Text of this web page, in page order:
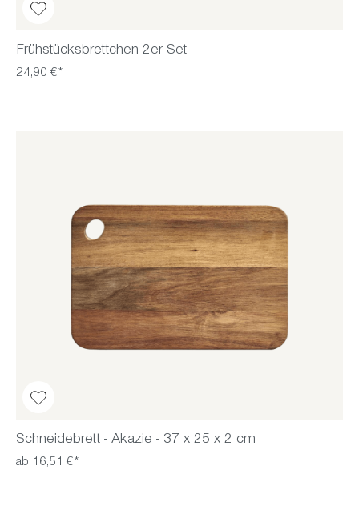
Frühstücksbrettchen 2er Set
24,90 €*
Schneidebrett - Akazie - 37 x 25 x 2 cm
ab 16,51 €*